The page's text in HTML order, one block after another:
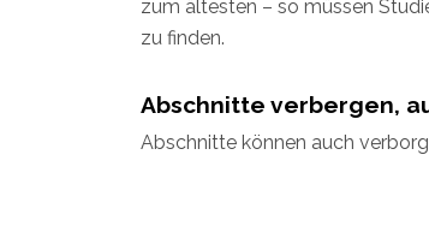
zum ältesten – so müssen
zu finden.
Abschnitte verbergen,
Abschnitte können auch